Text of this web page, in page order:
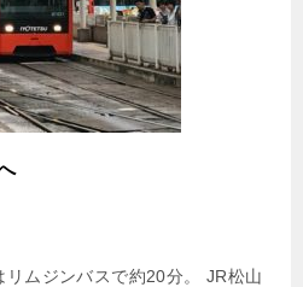
ムジンバスで約20分。 JR松山